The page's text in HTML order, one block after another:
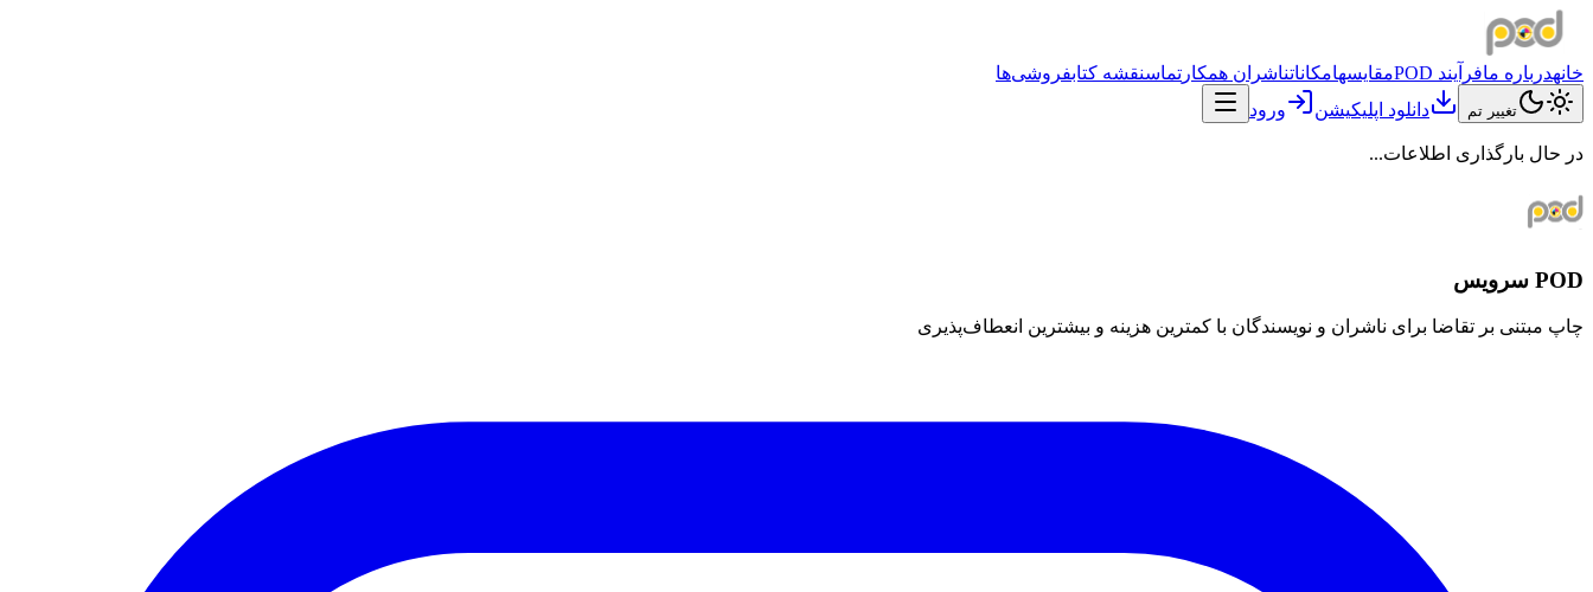
خانهدرباره مافرآیند POD مقایسهامکاناتناشران همکار تماسنقشه کتابفروشی‌ها
تغییر تم دانلود اپلیکیشن ورود
در حال بارگذاری اطلاعات...
POD سرویس
چاپ مبتنی بر تقاضا برای ناشران و نویسندگان با کمترین هزینه و بیشترین انعطاف‌پذیری